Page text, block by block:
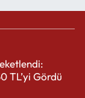
TL’yi Gördü